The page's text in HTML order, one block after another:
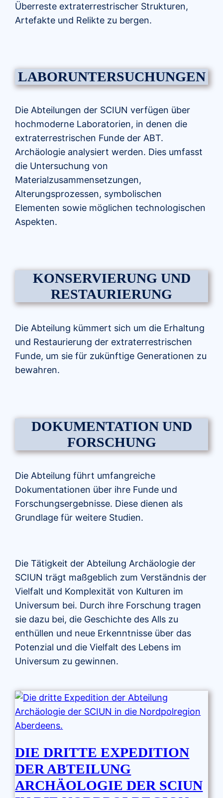
Überreste extraterrestrischer Strukturen,
Artefakte und Relikte zu bergen.
LABORUNTERSUCHUNGEN
Die Abteilungen der SCIUN verfügen über
hochmoderne Laboratorien, in denen die
extraterrestrischen Funde der ABT.
Archäologie analysiert werden. Dies umfasst
die Untersuchung von
Materialzusammensetzungen,
Alterungsprozessen, symbolischen
Elementen sowie möglichen technologischen
Aspekten.
KONSERVIERUNG UND
RESTAURIERUNG
Die Abteilung kümmert sich um die Erhaltung
und Restaurierung der extraterrestrischen
Funde, um sie für zukünftige Generationen zu
bewahren.
DOKUMENTATION UND
FORSCHUNG
Die Abteilung führt umfangreiche
Dokumentationen über ihre Funde und
Forschungsergebnisse. Diese dienen als
Grundlage für weitere Studien.
Die Tätigkeit der Abteilung Archäologie der
SCIUN trägt maßgeblich zum Verständnis der
Vielfalt und Komplexität von Kulturen im
Universum bei. Durch ihre Forschung tragen
sie dazu bei, die Geschichte des Alls zu
enthüllen und neue Erkenntnisse über das
Potenzial und die Vielfalt des Lebens im
Universum zu gewinnen.
DIE DRITTE EXPEDITION
DER ABTEILUNG
ARCHÄOLOGIE DER SCIUN